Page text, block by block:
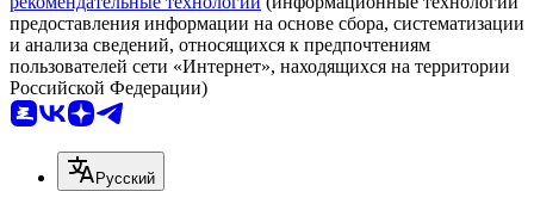
предоставления информации на основе сбора, систематизации
и анализа сведений, относящихся к предпочтениям
пользователей сети «Интернет», находящихся на территории
Российской Федерации)
Русский